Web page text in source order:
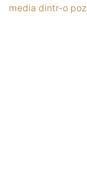
media dintr-o